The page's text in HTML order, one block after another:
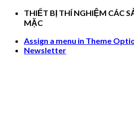
Skip
THIẾT BỊ THÍ NGHIỆM CÁC
MẶC
Assign a menu in Theme
Newsletter